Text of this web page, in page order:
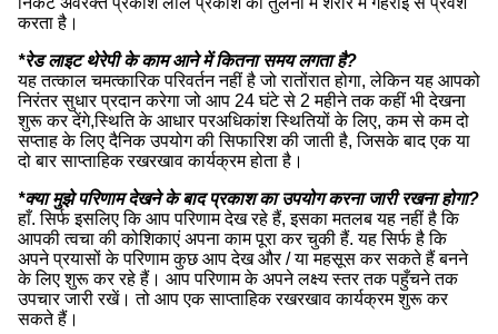
करता है।
*रेड लाइट थेरेपी के काम आने में कितना समय लगता है?
यह तत्काल चमत्कारिक परिवर्तन नहीं है जो रातोंरात होगा, लेकिन यह आपको
निरंतर सुधार प्रदान करेगा जो आप 24 घंटे से 2 महीने तक कहीं भी देखना
शुरू कर देंगे,स्थिति के आधार परअधिकांश स्थितियों के लिए, कम से कम दो
सप्ताह के लिए दैनिक उपयोग की सिफारिश की जाती है, जिसके बाद एक या
दो बार साप्ताहिक रखरखाव कार्यक्रम होता है।
*क्या मुझे परिणाम देखने के बाद प्रकाश का उपयोग करना जारी रखना होगा?
हाँ. सिर्फ इसलिए कि आप परिणाम देख रहे हैं, इसका मतलब यह नहीं है कि
आपकी त्वचा की कोशिकाएं अपना काम पूरा कर चुकी हैं. यह सिर्फ है कि
अपने प्रयासों के परिणाम कुछ आप देख और / या महसूस कर सकते हैं बनने
के लिए शुरू कर रहे हैं। आप परिणाम के अपने लक्ष्य स्तर तक पहुँचने तक
उपचार जारी रखें। तो आप एक साप्ताहिक रखरखाव कार्यक्रम शुरू कर
सकते हैं।